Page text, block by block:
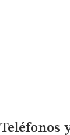
Teléfonos